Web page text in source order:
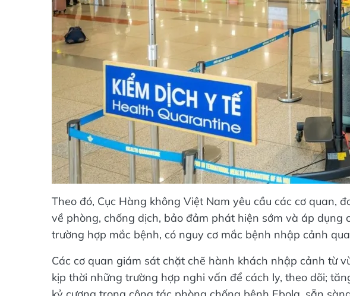
Theo đó, Cục Hàng không Việt Nam yêu cầu các cơ quan,
về phòng, chống dịch, bảo đảm phát hiện sớm và áp dụng
trường hợp mắc bệnh, có nguy cơ mắc bệnh nhập cảnh qua
Các cơ quan giám sát chặt chẽ hành khách nhập cảnh từ
kịp thời những trường hợp nghi vấn để cách ly, theo dõi;
kỷ cương trong công tác phòng chống bệnh Ebola, sẵn